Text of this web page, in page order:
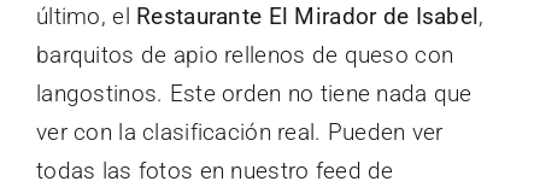
último, el Restaurante El Mirador de Isabel,
barquitos de apio rellenos de queso con
langostinos. Este orden no tiene nada que
ver con la clasificación real. Pueden ver
todas las fotos en nuestro feed de